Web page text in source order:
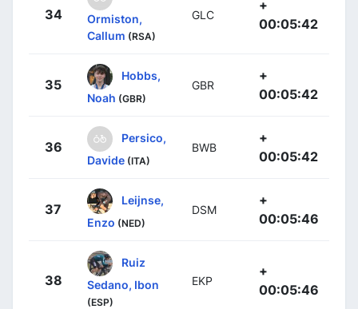
34
Ormiston,
Callum (RSA)
GLC
+
00:05:42
35
Hobbs,
Noah (GBR)
GBR
+
00:05:42
36
Persico,
Davide (ITA)
BWB
+
00:05:42
37
Leijnse,
Enzo (NED)
DSM
+
00:05:46
38
Ruiz
Sedano, Ibon
(ESP)
EKP
+
00:05:46